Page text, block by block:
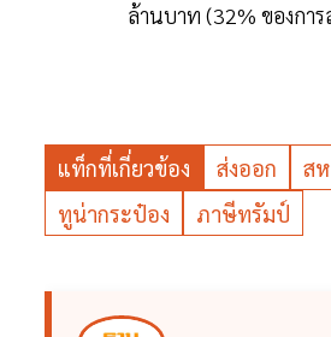
ล้านบาท (32% ของการ
แท็กที่เกี่ยวข้อง ส่งออก ส
ทูน่ากระป๋อง
ภาษีทรัมป์